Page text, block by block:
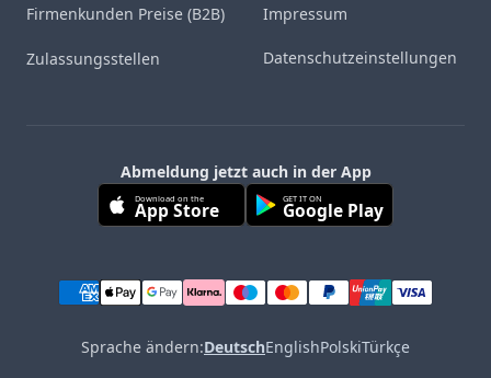
Firmenkunden Preise (B2B)
Zulassungsstellen
Impressum
Datenschutzeinstellungen
Abmeldung jetzt auch in der App
Download on the
App Store GET IT ON
Google Play
Sprache ändern:DeutschEnglishPolskiTürkçe